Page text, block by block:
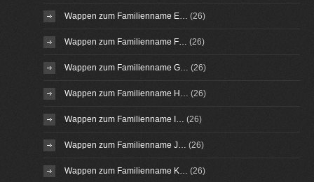
Wappen zum Familienname E… (26)
Wappen zum Familienname F… (26)
Wappen zum Familienname G… (26)
Wappen zum Familienname H… (26)
Wappen zum Familienname I… (26)
Wappen zum Familienname J… (26)
Wappen zum Familienname K… (26)